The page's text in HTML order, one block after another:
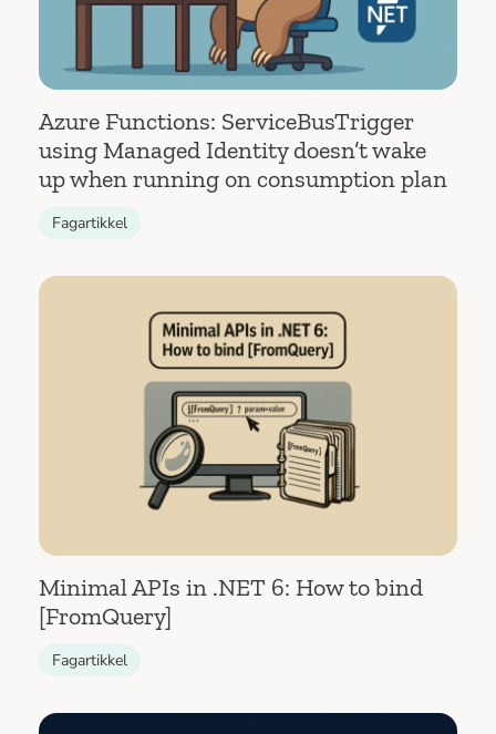
Azure Functions: ServiceBusTrigger
using Managed Identity doesn’t wake
up when running on consumption plan
Fagartikkel
Minimal APIs in .NET 6: How to bind
[FromQuery]
Fagartikkel